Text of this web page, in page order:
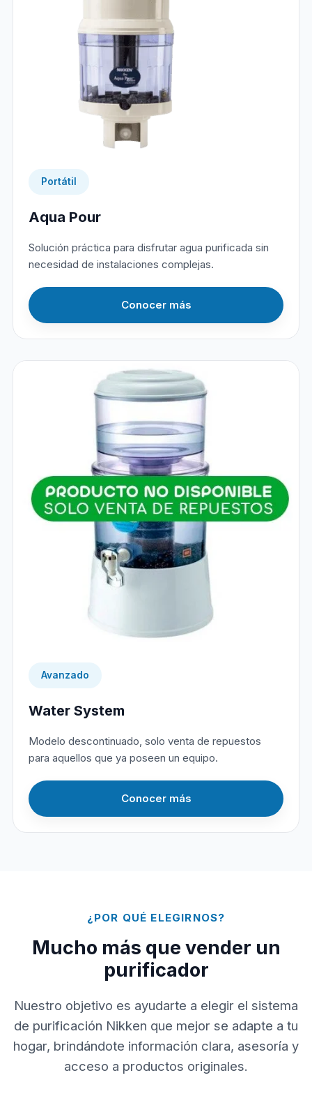
Portátil
Aqua Pour
Solución práctica para disfrutar agua purificada sin
necesidad de instalaciones complejas.
Conocer más
Avanzado
Water System
Modelo descontinuado, solo venta de repuestos
para aquellos que ya poseen un equipo.
Conocer más
¿POR QUÉ ELEGIRNOS?
Mucho más que vender un
purificador
Nuestro objetivo es ayudarte a elegir el sistema
de purificación Nikken que mejor se adapte a tu
hogar, brindándote información clara, asesoría y
acceso a productos originales.